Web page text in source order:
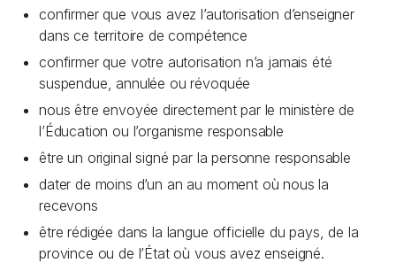
confirmer que vous avez l’autorisation d’enseigner
dans ce territoire de compétence
confirmer que votre autorisation n’a jamais été
suspendue, annulée ou révoquée
nous être envoyée directement par le ministère de
l’Éducation ou l’organisme responsable
être un original signé par la personne responsable
dater de moins d’un an au moment où nous la
recevons
être rédigée dans la langue officielle du pays, de la
province ou de l’État où vous avez enseigné.